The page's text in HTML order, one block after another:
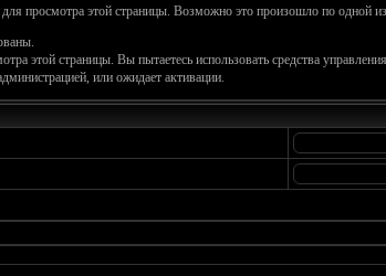
просмотра этой страницы. Возможно это произошло по одной
этой страницы. Вы пытаетесь использовать средства
или ожидает активации.